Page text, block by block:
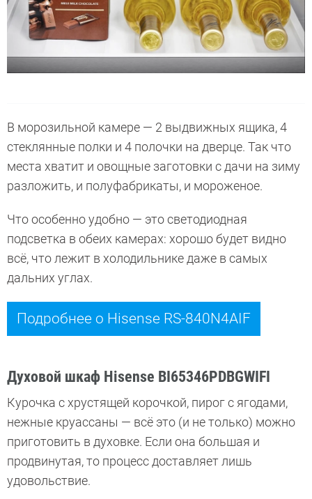
В морозильной камере — 2 выдвижных ящика, 4
стеклянные полки и 4 полочки на дверце. Так что
места хватит и овощные заготовки с дачи на зиму
разложить, и полуфабрикаты, и мороженое.
Что особенно удобно — это светодиодная
подсветка в обеих камерах: хорошо будет видно
всё, что лежит в холодильнике даже в самых
дальних углах.
Подробнее о Hisense RS-840N4AIF
Духовой шкаф Hisense BI65346PDBGWIFI
Курочка с хрустящей корочкой, пирог с ягодами,
нежные круассаны — всё это (и не только) можно
приготовить в духовке. Если она большая и
продвинутая, то процесс доставляет лишь
удовольствие.